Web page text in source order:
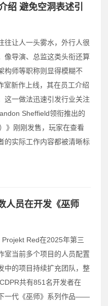
绍 避免空洞表述引
往让人一头雾水，外行人很
像导演、总监这类头衔还算
构师等职称则显得模糊不
室新作上线，其在员工介绍
这一做法迅速引发行业关注
Sheffield领衔推出的
》刚刚发售，玩家在查看
的实际工作内容都被清晰标
人员在开发《巫师
Red在2025年第三
室当前多个项目的人员配置
中的项目持续扩充团队，整
共有851名开发者在
一代《巫师》系列作品——